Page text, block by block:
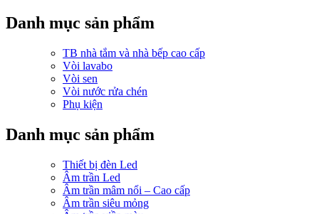
Danh mục sản phẩm
TB nhà tắm và nhà bếp cao cấp
Vòi lavabo
Vòi sen
Vòi nước rửa chén
Phụ kiện
Danh mục sản phẩm
Thiết bị đèn Led
Âm trần Led
Âm trần mâm nổi – Cao cấp
Âm trần siêu mỏng